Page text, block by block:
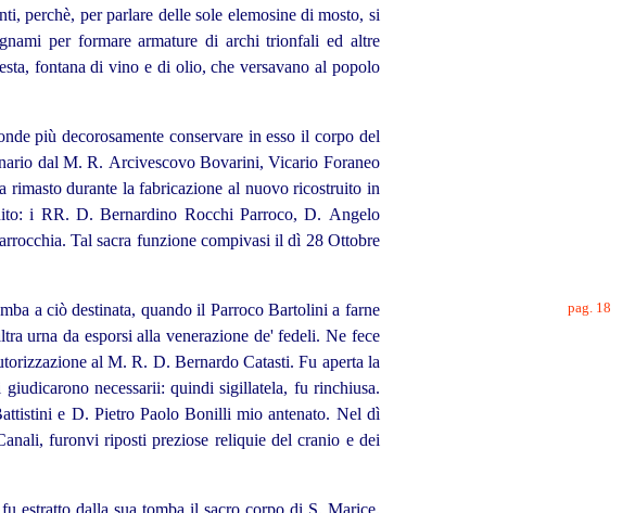
perchè, per parlare delle sole elemosine di mosto, si
per formare armature di archi trionfali ed altre
fontana di vino e di olio, che versavano al popolo
più decorosamente conservare in esso il corpo del
dal M. R. Arcivescovo Bovarini, Vicario Foraneo
durante la fabricazione al nuovo ricostruito in
i RR. D. Bernardino Rocchi Parroco, D. Angelo
Tal sacra funzione compivasi il dì 28 Ottobre
pag. 18
a ciò destinata, quando il Parroco Bartolini a farne
urna da esporsi alla venerazione de' fedeli. Ne fece
al M. R. D. Bernardo Catasti. Fu aperta la
necessarii: quindi sigillatela, fu rinchiusa.
e D. Pietro Paolo Bonilli mio antenato. Nel dì
furonvi riposti preziose reliquie del cranio e dei
estratto dalla sua tomba il sacro corpo di S. Marice.